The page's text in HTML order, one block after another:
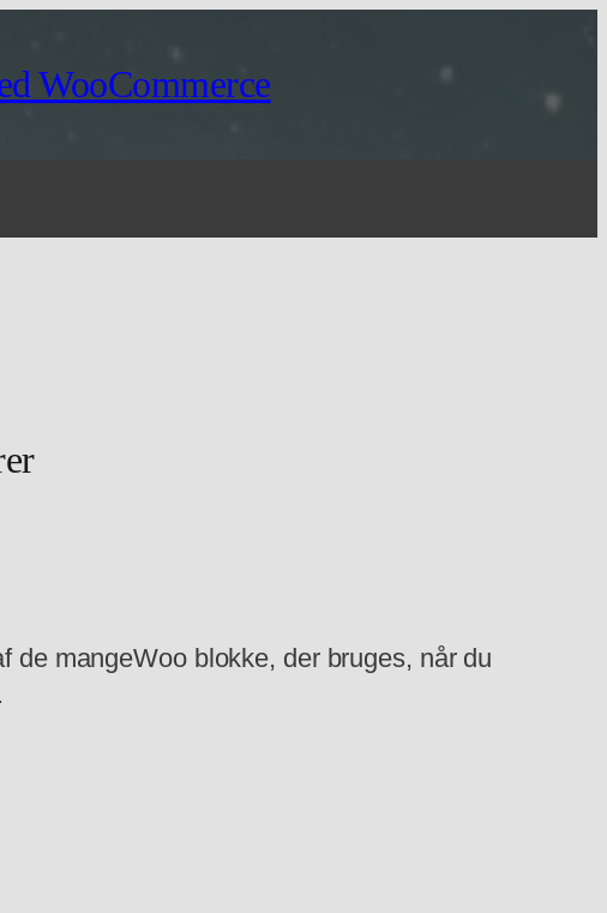
WooCommerce
de mangeWoo blokke, der bruges, når du